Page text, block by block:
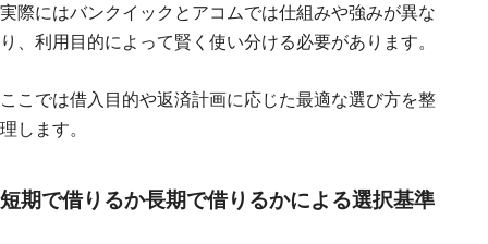
実際にはバンクイックとアコムでは仕組みや強みが異な
り、利用目的によって賢く使い分ける必要があります。
ここでは借入目的や返済計画に応じた最適な選び方を整
理します。
短期で借りるか長期で借りるかによる選択基準